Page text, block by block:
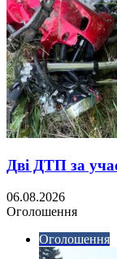
Дві ДТП за
06.08.2026
Оголошення
Оголошення